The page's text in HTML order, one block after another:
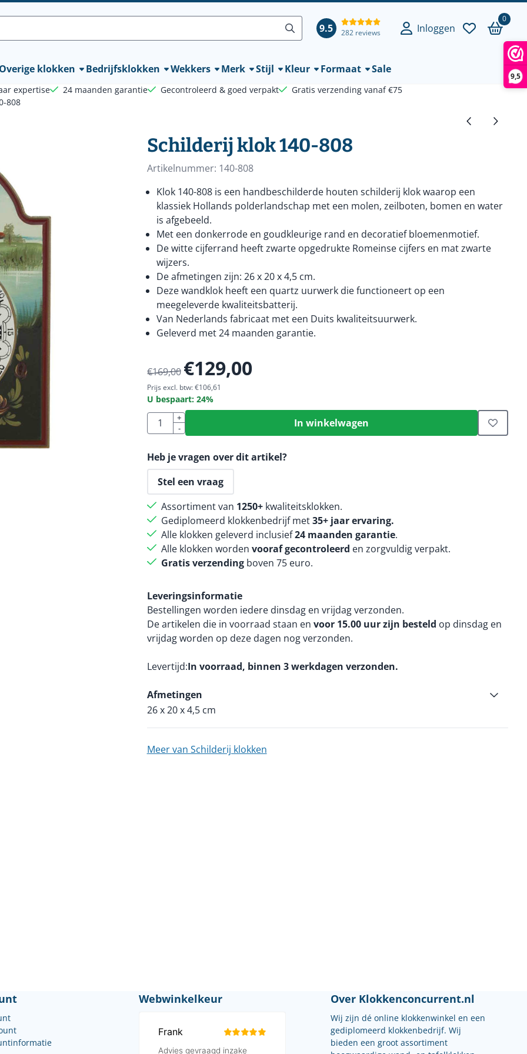
9,5
cookies toe.
9.5 282 reviews Inloggen
0
Overige klokken Bedrijfsklokken Wekkers Merk Stijl Kleur Formaat Sale
expertise 24 maanden garantie Gecontroleerd & goed verpakt
Gratis verzending vanaf €75
808
Schilderij klok 140-808
Artikelnummer: 140-808
Klok 140-808 is een handbeschilderde houten schilderij klok waarop een
klassiek Hollands polderlandschap met een molen, zeilboten, bomen en water
is afgebeeld.
Met een donkerrode en goudkleurige rand en decoratief bloemenmotief.
De witte cijferrand heeft zwarte opgedrukte Romeinse cijfers en mat zwarte
wijzers.
De afmetingen zijn: 26 x 20 x 4,5 cm.
Deze wandklok heeft een quartz uurwerk die functioneert op een
meegeleverde kwaliteitsbatterij.
Van Nederlands fabricaat met een Duits kwaliteitsuurwerk.
Geleverd met 24 maanden garantie.
€169,00 €129,00
Prijs excl. btw: €106,61
U bespaart: 24%
Aantal
+
-
In winkelwagen
Heb je vragen over dit artikel?
Stel een vraag
Assortiment van 1250+kwaliteitsklokken.
Gediplomeerd klokkenbedrijf met35+ jaar ervaring.
Alle klokken geleverd inclusief24 maanden garantie.
Alle klokken worden vooraf gecontroleerd en zorgvuldig verpakt.
Gratis verzendingboven 75 euro.
Leveringsinformatie
Bestellingen worden iedere dinsdag en vrijdag verzonden.
De artikelen die in voorraad staan en voor 15.00 uur zijn besteld op dinsdag en
vrijdag worden op deze dagen nog verzonden.
Levertijd In voorraad, binnen 3 werkdagen verzonden.
Afmetingen
26 x 20 x 4,5 cm
Meer van Schilderij klokken
Webwinkelkeur Over Klokkenconcurrent.nl
Wij zijn dé online klokkenwinkel en een
gediplomeerd klokkenbedrijf. Wij
bieden een groot assortiment